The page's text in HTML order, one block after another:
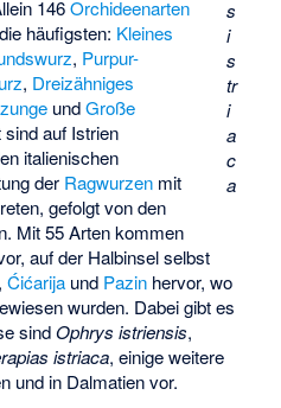
s
i
s
tr
i
a
c
a
146Orchideenarten
häufigsten: Kleines
, Purpur-
, Dreizähniges
undGroße
sind auf Istrien
italienischen
der Ragwurzen mit
gefolgt von den
Mit 55 Arten kommen
auf der Halbinsel selbst
Ćićarija und Pazin hervor, wo
wurden. Dabei gibt es
sindOphrys istriensis,
istriaca, einige weitere
und in Dalmatien vor.